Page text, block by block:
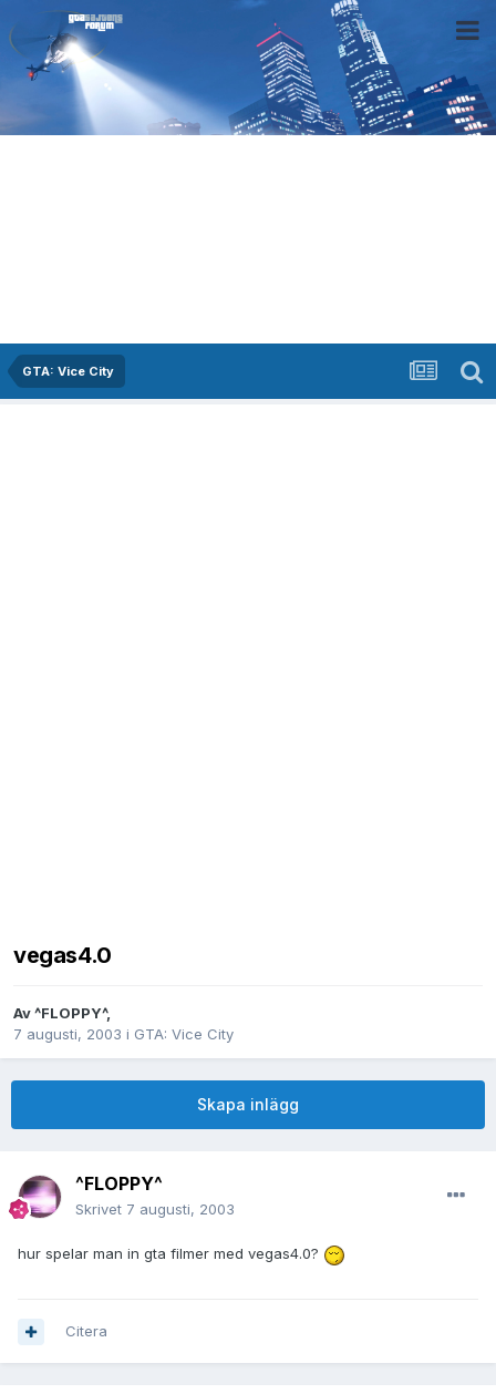
GTA: Vice City
vegas4.0
Av^FLOPPY^,
7 augusti, 2003 i GTA: Vice City
Skapa inlägg
^FLOPPY^
Skrivet 7 augusti, 2003
hur spelar man in gta filmer med vegas4.0?
Citera